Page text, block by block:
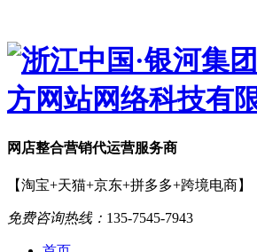
网店整合营销代运营服务商
【淘宝+天猫+京东+拼多多+跨境电商】
免费咨询热线： 135-7545-7943